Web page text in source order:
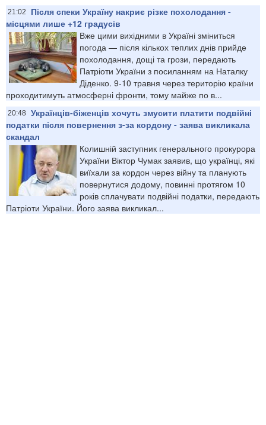
21:02
Після спеки Україну накриє різке похолодання -
місцями лише +12 градусів
Вже цими вихідними в Україні зміниться
погода — після кількох теплих днів прийде
похолодання, дощі та грози, передають
Патріоти України з посиланням на Наталку
Діденко. 9-10 травня через територію країни
проходитимуть атмосферні фронти, тому майже по в...
20:48 Українців-біженців хочуть змусити платити подвійні
податки після повернення з-за кордону - заява викликала
скандал
Колишній заступник генерального прокурора
України Віктор Чумак заявив, що українці, які
виїхали за кордон через війну та планують
повернутися додому, повинні протягом 10
років сплачувати подвійні податки, передають
Патріоти України. Його заява викликал...